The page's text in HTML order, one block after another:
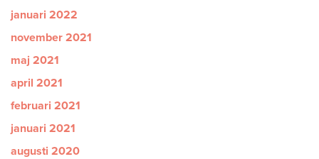
januari 2022
november 2021
maj 2021
april 2021
februari 2021
januari 2021
augusti 2020